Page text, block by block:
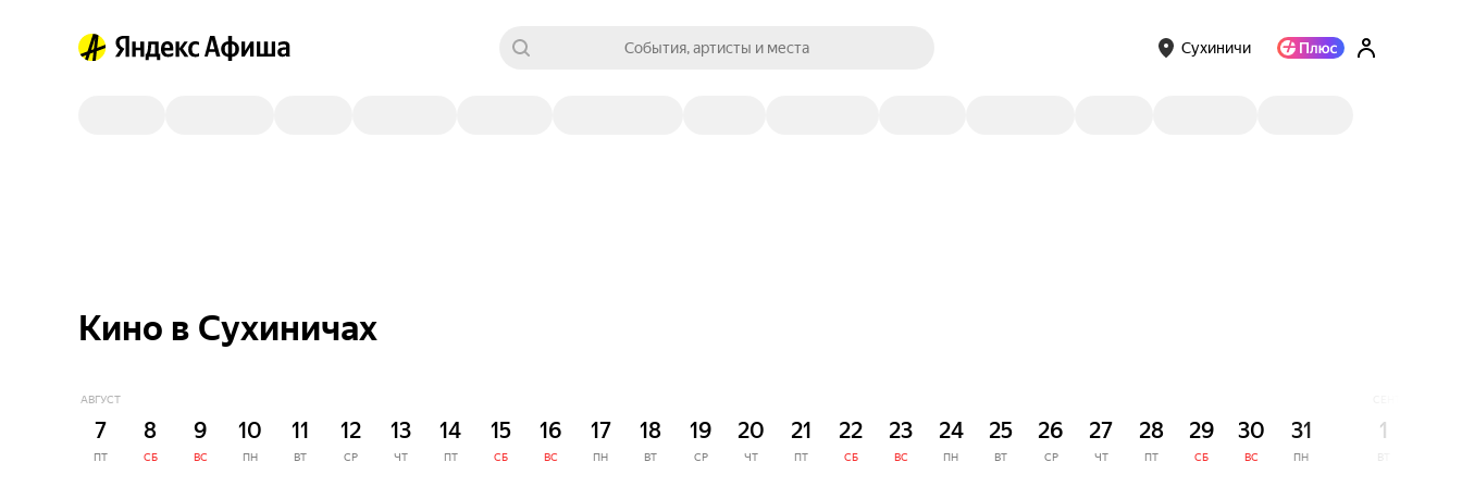
События, артисты и места Сухиничи
Кино в Сухиничах
АВГУСТ
7
ПТ
8
СБ
9
ВС
10
ПН
11
ВТ
12
СР
13
ЧТ
14
ПТ
15
СБ
16
ВС
17
ПН
18
ВТ
19
СР
20
ЧТ
21
ПТ
22
СБ
23
ВС
24
ПН
25
ВТ
26
СР
27
ЧТ
28
ПТ
29
СБ
30
ВС
31
ПН
1
ВТ